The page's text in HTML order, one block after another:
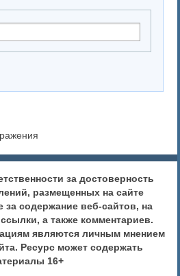
за достоверность
размещенных на сайте
за содержание веб-сайтов, на
а также комментариев.
являются личным мнением
Ресурс может содержать
16+